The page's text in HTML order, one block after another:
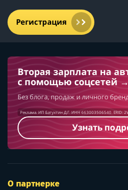
Регистрация
Вторая зарплата на
с помощью соцсетей
Без блога, продаж и личного
Реклама. ИП Батухтин Д.Г. ИНН 663003506540. ERID:
Узнать
О партнерке